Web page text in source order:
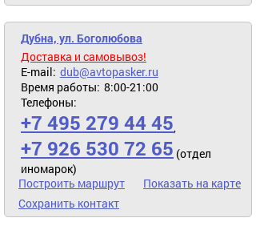
Дубна, ул. Боголюбова
Доставка и самовывоз!
E-mail: dub@avtopasker.ru
Время работы: 8:00-21:00
Телефоны:
+7 495 279 44 45,
+7 926 530 72 65 (отдел
иномарок)
Построить маршрут
Показать на карте
Сохранить контакт